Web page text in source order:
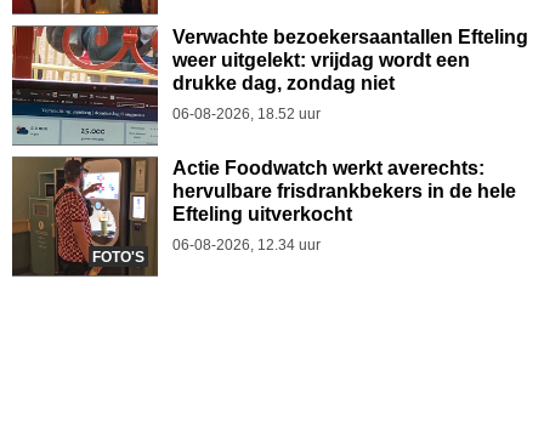
Verwachte bezoekersaantallen Efteling
weer uitgelekt: vrijdag wordt een
drukke dag, zondag niet
06-08-2026, 18.52 uur
FOTO'S
Actie Foodwatch werkt averechts:
hervulbare frisdrankbekers in de hele
Efteling uitverkocht
06-08-2026, 12.34 uur